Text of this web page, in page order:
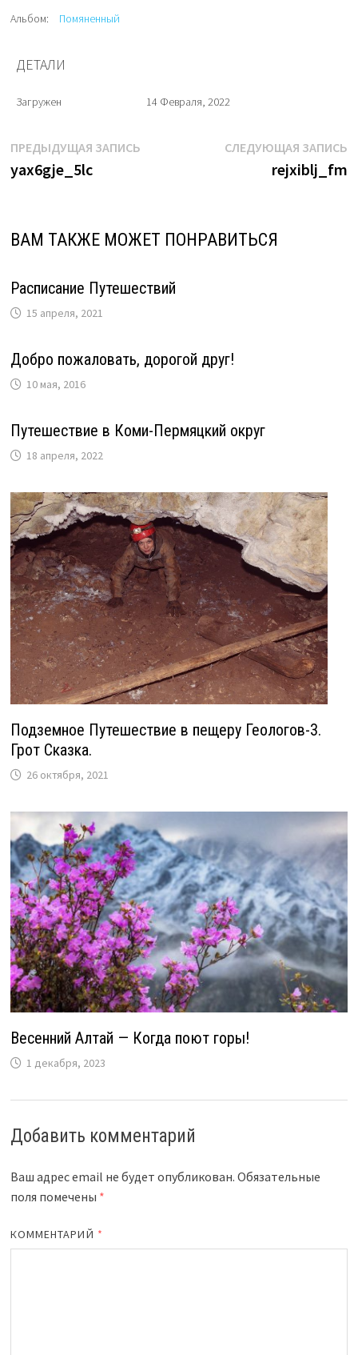
Альбом: Помяненный
ДЕТАЛИ
Загружен 14 Февраля, 2022
Навигация
по
ПРЕДЫДУЩАЯ ЗАПИСЬПредыдущая
yax6gje_5lc
СЛЕДУЮЩАЯ ЗАПИСЬ
rejxiblj_fm
ВАМ ТАКЖЕ МОЖЕТ ПОНРАВИТЬСЯ
Расписание Путешествий
15 апреля, 2021
Добро пожаловать, дорогой друг!
10 мая, 2016
Путешествие в Коми-Пермяцкий округ
18 апреля, 2022
Подземное Путешествие в пещеру Геологов-3.
Грот Сказка.
26 октября, 2021
Весенний Алтай — Когда поют горы!
1 декабря, 2023
Добавить комментарий
Ваш адрес email не будет опубликован. Обязательные
поля помечены *
КОММЕНТАРИЙ *